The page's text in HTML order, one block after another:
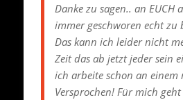
Danke zu sagen.. an EUCH
immer geschworen echt
Das kann ich leider nicht
Zeit das ab jetzt jeder sein
ich arbeite schon an einem
Versprochen! Für mich